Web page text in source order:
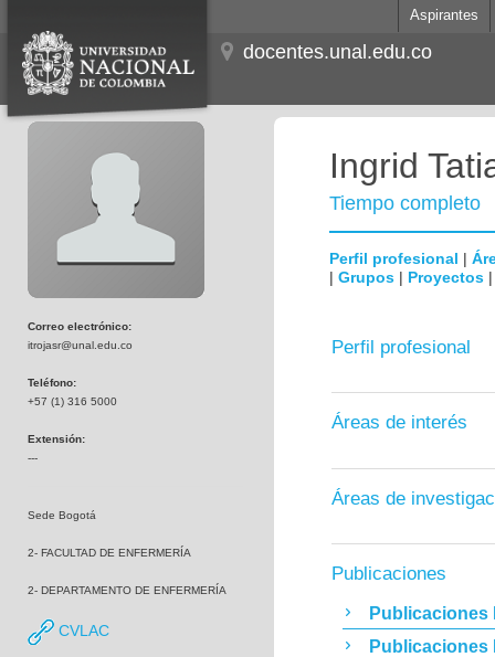
Aspirantes
docentes.unal.edu.co
Correo electrónico:
itrojasr@unal.edu.co
Teléfono:
+57 (1) 316 5000
Extensión:
---
Sede Bogotá
2- FACULTAD DE ENFERMERÍA
2- DEPARTAMENTO DE ENFERMERÍA
CVLAC
Ingrid
Tiempo completo
Perfil profesional |
| Grupos | Proyectos
Perfil profesional
Áreas de interés
Áreas de
Publicaciones
Publicaciones
Publicaciones